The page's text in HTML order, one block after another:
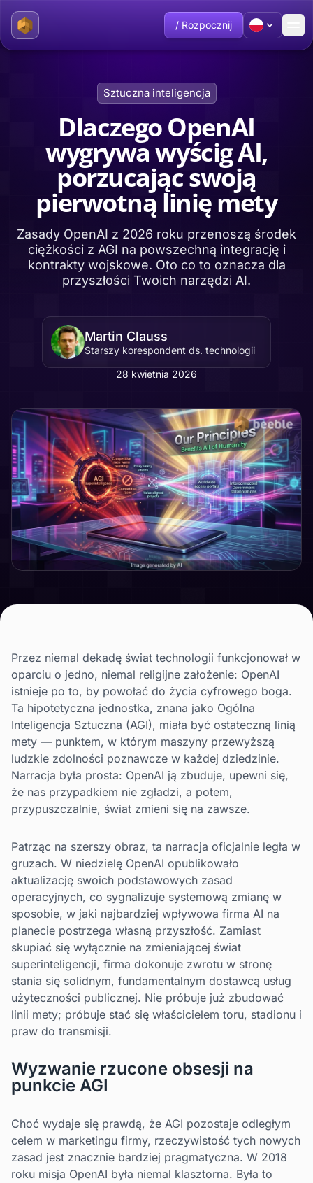
/ Rozpocznij
Sztuczna inteligencja
Dlaczego OpenAI
wygrywa wyścig AI,
porzucając swoją
pierwotną linię mety
Zasady OpenAI z 2026 roku przenoszą środek
ciężkości z AGI na powszechną integrację i
kontrakty wojskowe. Oto co to oznacza dla
przyszłości Twoich narzędzi AI.
Martin Clauss
Starszy korespondent ds. technologii
28 kwietnia 2026
Przez niemal dekadę świat technologii funkcjonował w
oparciu o jedno, niemal religijne założenie: OpenAI
istnieje po to, by powołać do życia cyfrowego boga.
Ta hipotetyczna jednostka, znana jako Ogólna
Inteligencja Sztuczna (AGI), miała być ostateczną linią
mety — punktem, w którym maszyny przewyższą
ludzkie zdolności poznawcze w każdej dziedzinie.
Narracja była prosta: OpenAI ją zbuduje, upewni się,
że nas przypadkiem nie zgładzi, a potem,
przypuszczalnie, świat zmieni się na zawsze.
Patrząc na szerszy obraz, ta narracja oficjalnie legła w
gruzach. W niedzielę OpenAI opublikowało
aktualizację swoich podstawowych zasad
operacyjnych, co sygnalizuje systemową zmianę w
sposobie, w jaki najbardziej wpływowa firma AI na
planecie postrzega własną przyszłość. Zamiast
skupiać się wyłącznie na zmieniającej świat
superinteligencji, firma dokonuje zwrotu w stronę
stania się solidnym, fundamentalnym dostawcą usług
użyteczności publicznej. Nie próbuje już zbudować
linii mety; próbuje stać się właścicielem toru, stadionu i
praw do transmisji.
Wyzwanie rzucone obsesji na
punkcie AGI
Choć wydaje się prawdą, że AGI pozostaje odległym
celem w marketingu firmy, rzeczywistość tych nowych
zasad jest znacznie bardziej pragmatyczna. W 2018
roku misja OpenAI była niemal klasztorna. Była to